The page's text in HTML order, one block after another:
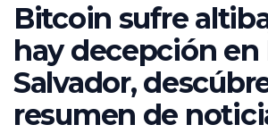
Bitcoin sufre
hay decepción en
Salvador,
resumen de